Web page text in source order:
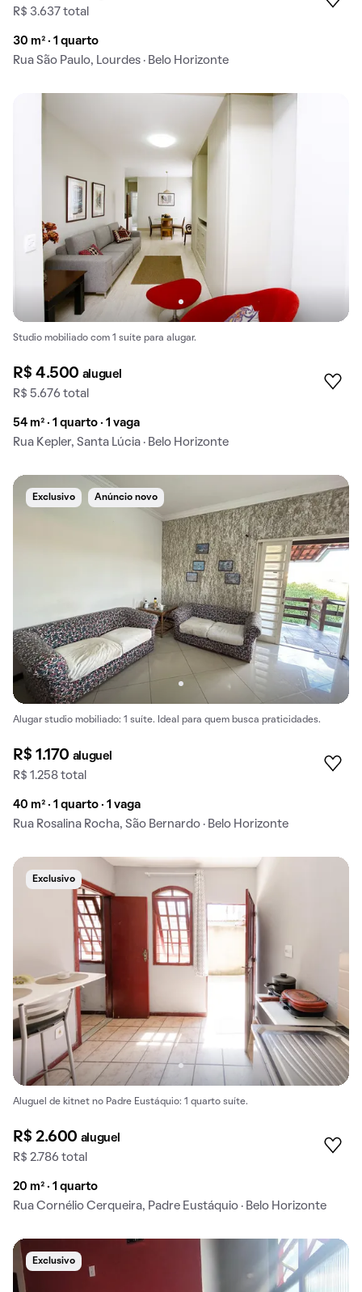
R$ 3.637 total
30 m² · 1 quarto
Rua São Paulo, Lourdes · Belo Horizonte
Studio mobiliado com 1 suíte para alugar.
R$ 4.500 aluguel
R$ 5.676 total
54 m² · 1 quarto · 1 vaga
Rua Kepler, Santa Lúcia · Belo Horizonte
Exclusivo Anúncio novo
Alugar studio mobiliado: 1 suíte. Ideal para quem busca praticidades.
R$ 1.170 aluguel
R$ 1.258 total
40 m² · 1 quarto · 1 vaga
Rua Rosalina Rocha, São Bernardo · Belo Horizonte
Exclusivo
Aluguel de kitnet no Padre Eustáquio: 1 quarto suíte.
R$ 2.600 aluguel
R$ 2.786 total
20 m² · 1 quarto
Rua Cornélio Cerqueira, Padre Eustáquio · Belo Horizonte
Exclusivo